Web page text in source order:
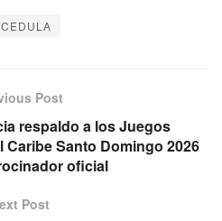
Post
respaldo a los Juegos
Santo Domingo 2026
oficial
Post